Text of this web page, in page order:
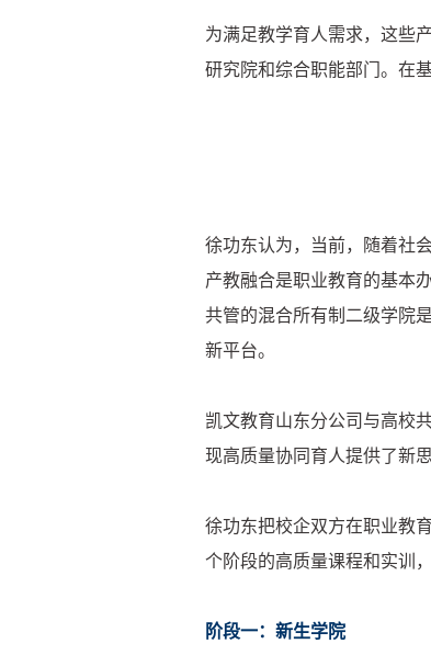
为满足教学育人需求，这些
研究院和综合职能部门。在
徐功东认为，当前，随着社
产教融合是职业教育的基本
共管的混合所有制二级学院
新平台。
凯文教育山东分公司与高校
现高质量协同育人提供了新
徐功东把校企双方在职业教
个阶段的高质量课程和实训
阶段一：新生学院